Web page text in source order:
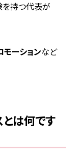
を持つ代表が
モーションなど
は何です